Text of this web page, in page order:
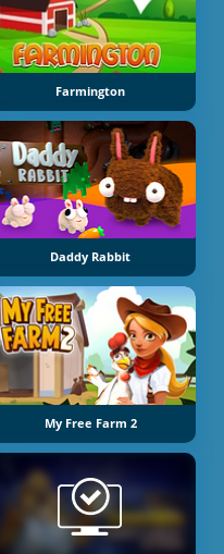
Farmington
Daddy Rabbit
My Free Farm 2